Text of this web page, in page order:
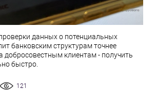
данных о потенциальных
банковским структурам точнее
добросовестным клиентам - получить
быстро.
121